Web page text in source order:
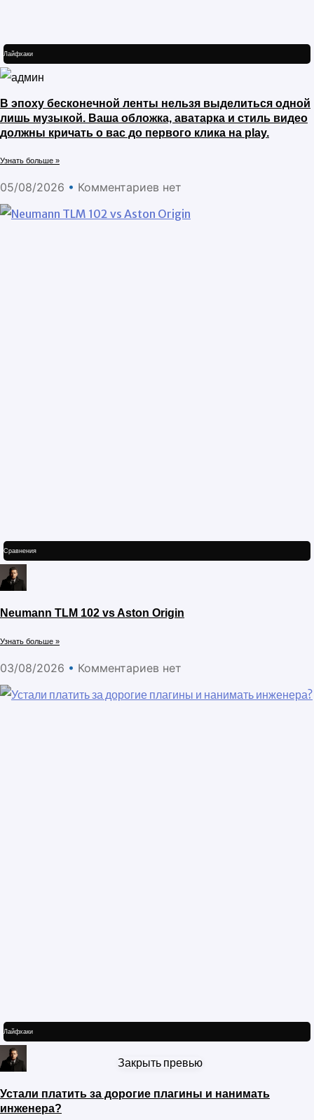
Лайфхаки
В эпоху бесконечной ленты нельзя выделиться одной
лишь музыкой. Ваша обложка, аватарка и стиль видео
должны кричать о вас до первого клика на play.
Узнать больше »
05/08/2026 Комментариев нет
Сравнения
Neumann TLM 102 vs Aston Origin
Узнать больше »
03/08/2026 Комментариев нет
Лайфхаки
Устали платить за дорогие плагины и нанимать
инженера?
Закрыть превью